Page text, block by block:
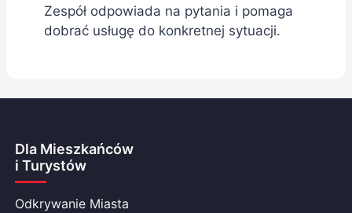
Zespół odpowiada na pytania i pomaga
dobrać usługę do konkretnej sytuacji.
Dla Mieszkańców
i Turystów
Odkrywanie Miasta